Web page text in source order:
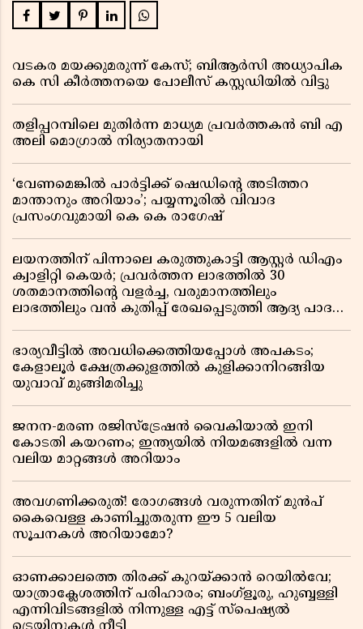
വടകര മയക്കുമരുന്ന് കേസ്; ബിആർസി അധ്യാപിക
കെ സി കീർത്തനയെ പോലീസ് കസ്റ്റഡിയിൽ വിട്ടു
തളിപ്പറമ്പിലെ മുതിർന്ന മാധ്യമ പ്രവർത്തകൻ ബി എ
അലി മൊഗ്രാൽ നിര്യാതനായി
‘വേണമെങ്കിൽ പാർട്ടിക്ക് ഷെഡിൻ്റെ അടിത്തറ
മാന്താനും അറിയാം’; പയ്യന്നൂരിൽ വിവാദ
പ്രസംഗവുമായി കെ കെ രാഗേഷ്
ലയനത്തിന് പിന്നാലെ കരുത്തുകാട്ടി ആസ്റ്റർ ഡിഎം
ക്വാളിറ്റി കെയർ; പ്രവർത്തന ലാഭത്തിൽ 30
ശതമാനത്തിൻ്റെ വളർച്ച, വരുമാനത്തിലും
ലാഭത്തിലും വൻ കുതിപ്പ് രേഖപ്പെടുത്തി ആദ്യ പാദ
ഭാര്യവീട്ടിൽ അവധിക്കെത്തിയപ്പോൾ അപകടം;
കേളാലൂർ ക്ഷേത്രക്കുളത്തിൽ കുളിക്കാനിറങ്ങിയ
യുവാവ് മുങ്ങിമരിച്ചു
ജനന-മരണ രജിസ്ട്രേഷൻ വൈകിയാൽ ഇനി
കോടതി കയറണം; ഇന്ത്യയിൽ നിയമങ്ങളിൽ വന്ന
വലിയ മാറ്റങ്ങൾ അറിയാം
അവഗണിക്കരുത്! രോഗങ്ങൾ വരുന്നതിന് മുൻപ്
കൈവെള്ള കാണിച്ചുതരുന്ന ഈ 5 വലിയ
സൂചനകൾ അറിയാമോ?
ഓണക്കാലത്തെ തിരക്ക് കുറയ്ക്കാൻ റെയിൽവേ;
യാത്രാക്ലേശത്തിന് പരിഹാരം; ബംഗ്ളൂരു, ഹുബ്ബള്ളി
എന്നിവിടങ്ങളിൽ നിന്നുള്ള എട്ട് സ്പെഷ്യൽ